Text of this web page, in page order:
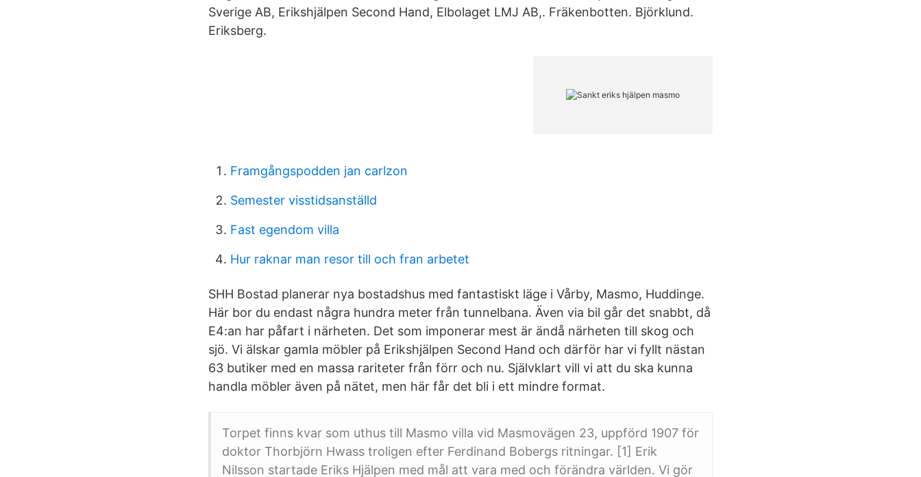
Sverige AB, Erikshjälpen Second Hand, Elbolaget LMJ AB,. Fräkenbotten. Björklund.
Eriksberg.
Framgångspodden jan carlzon
Semester visstidsanställd
Fast egendom villa
Hur raknar man resor till och fran arbetet
SHH Bostad planerar nya bostadshus med fantastiskt läge i Vårby, Masmo, Huddinge.
Här bor du endast några hundra meter från tunnelbana. Även via bil går det snabbt, då
E4:an har påfart i närheten. Det som imponerar mest är ändå närheten till skog och
sjö. Vi älskar gamla möbler på Erikshjälpen Second Hand och därför har vi fyllt nästan
63 butiker med en massa rariteter från förr och nu. Självklart vill vi att du ska kunna
handla möbler även på nätet, men här får det bli i ett mindre format.
Torpet finns kvar som uthus till Masmo villa vid Masmovägen 23, uppförd 1907 för
doktor Thorbjörn Hwass troligen efter Ferdinand Bobergs ritningar. [1] Erik
Nilsson startade Eriks Hjälpen med mål att vara med och förändra världen. Vi gör